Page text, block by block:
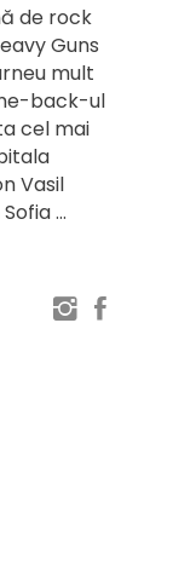
de rock
Guns
mult
back-ul
cel mai
Vasil